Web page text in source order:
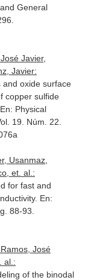
General
Javier,
Javier:
and oxide surface
copper sulfide
En: Physical
19. Núm. 22.
Usanmaz,
et. al.:
for fast and
En:
88-93.
José
al.:
of the binodal